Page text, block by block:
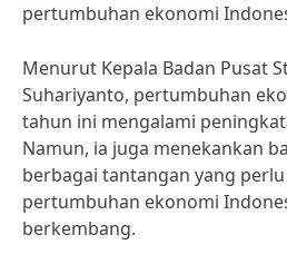
pertumbuhan ekonomi
Menurut Kepala Badan Pusat
Suhariyanto, pertumbuhan
tahun ini mengalami
Namun, ia juga menekankan
berbagai tantangan yang
pertumbuhan ekonomi
berkembang.